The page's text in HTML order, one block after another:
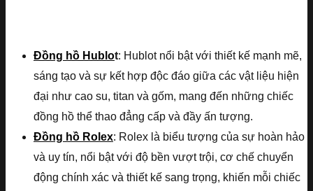
Đồng hồ Hublot: Hublot nổi bật với thiết kế mạnh mẽ,
sáng tạo và sự kết hợp độc đáo giữa các vật liệu hiện
đại như cao su, titan và gốm, mang đến những chiếc
đồng hồ thể thao đẳng cấp và đầy ấn tượng.
Đồng hồ Rolex: Rolex là biểu tượng của sự hoàn hảo
và uy tín, nổi bật với độ bền vượt trội, cơ chế chuyển
động chính xác và thiết kế sang trọng, khiến mỗi chiếc